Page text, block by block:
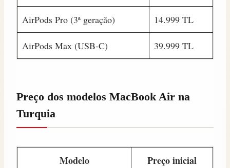
AirPods Pro (3ª geração) 14.999 TL
AirPods Max (USB‑C) 39.999 TL
Preço dos modelos MacBook Air na
Turquia
Modelo Preço inicial